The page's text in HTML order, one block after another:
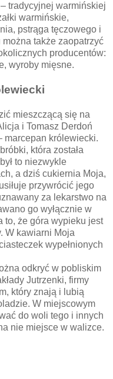
tradycyjnej warmińskiej
warmińskie,
pstrąga tęczowego i
także zaopatrzyć
producentów:
wyroby mięsne.
mieszczącą się na
i Tomasz Derdoń
marcepan królewiecki.
która została
to niezwykle
a dziś cukiernia Moja,
przywrócić jego
za lekarstwo na
go wyłącznie w
to, że góra wypieku jest
W kawiarni Moja
wypełnionych
odkryć w pobliskim
Jutrzenki, firmy
który znają i lubią
W miejscowym
do woli tego i innych
nie miejsce w walizce.